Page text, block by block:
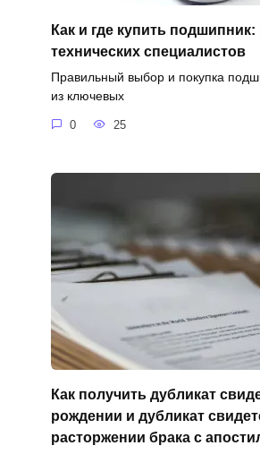
Как и где купить подшипник:
технических специалистов
Правильный выбор и покупка
из ключевых
0 25
Как получить дубликат
рождении и дубликат
расторжении брака с